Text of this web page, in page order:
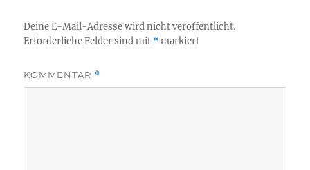
Deine E-Mail-Adresse wird nicht veröffentlicht.
Erforderliche Felder sind mit *markiert
KOMMENTAR *